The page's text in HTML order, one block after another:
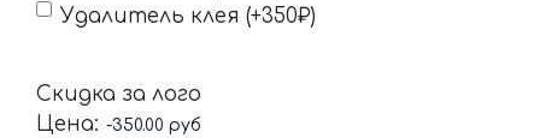
Удалитель клея (+350₽)
Скидка за лого
Цена: